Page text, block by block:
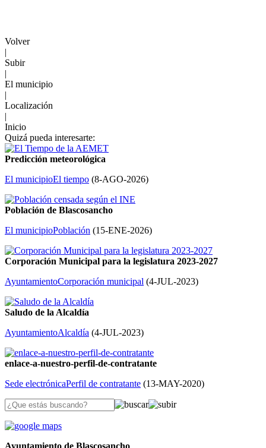
Volver
|
Subir
|
El municipio
|
Localización
|
Inicio
Quizá pueda interesarte:
Predicción meteorológica
El municipioEl tiempo (8-AGO-2026)
Población de Blascosancho
El municipioPoblación (15-ENE-2026)
Corporación Municipal para la legislatura 2023-2027
AyuntamientoCorporación municipal (4-JUL-2023)
Saludo de la Alcaldía
AyuntamientoAlcaldía (4-JUL-2023)
enlace-a-nuestro-perfil-de-contratante
Sede electrónicaPerfil de contratante (13-MAY-2020)
Ayuntamiento de Blascosancho